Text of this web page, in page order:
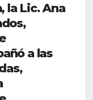
la Lic. Ana
a las